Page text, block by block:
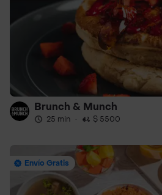
Brunch & Munch
25 min · $ 5500
Envío Gratis